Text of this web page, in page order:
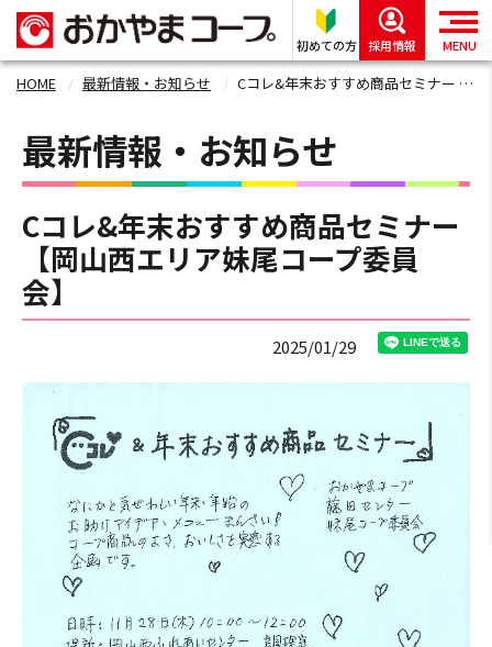
初めての方 採用情報 MENU
HOME 最新情報・お知らせ Cコレ&年末おすすめ商品セミナー 【岡山西エリア妹尾コープ委員会】
最新情報・お知らせ
Cコレ&年末おすすめ商品セミナー
【岡山西エリア妹尾コープ委員
会】
2025/01/29